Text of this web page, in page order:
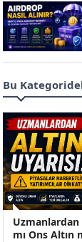
Bu
Uzmanlardan
mı Ons Altın